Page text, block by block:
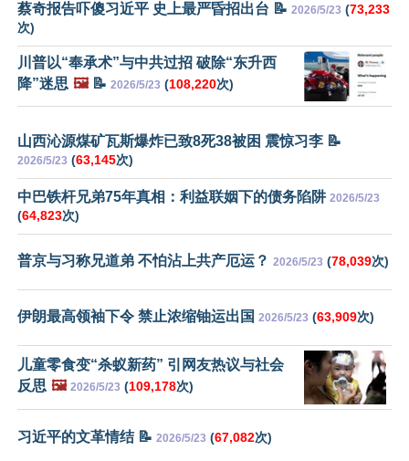
蔡奇报告吓傻习近平 史上最严昏招出台 📝 2026/5/23 (73,233
次)
川普以“奉承术”与中共过招 破除“东升西
降”迷思 🖼️📝 2026/5/23 (108,220次)
山西沁源煤矿瓦斯爆炸已致8死38被困 震惊习李 📝
2026/5/23 (63,145次)
中巴铁杆兄弟75年真相：利益联姻下的债务陷阱 2026/5/23
(64,823次)
普京与习称兄道弟 不怕沾上共产厄运？ 2026/5/23 (78,039次)
伊朗最高领袖下令 禁止浓缩铀运出国 2026/5/23 (63,909次)
儿童零食变“杀蚁新药” 引网友热议与社会
反思 🖼️ 2026/5/23 (109,178次)
习近平的文革情结 📝 2026/5/23 (67,082次)